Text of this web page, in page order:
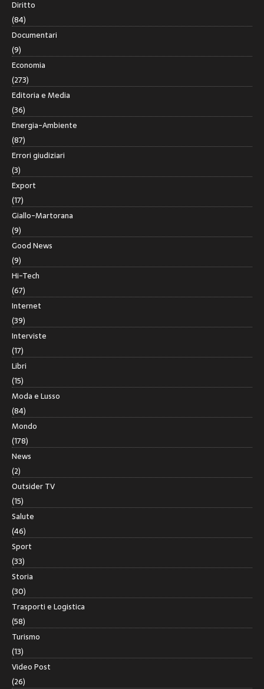
Diritto
(84)
Documentari
(9)
Economia
(273)
Editoria e Media
(36)
Energia-Ambiente
(87)
Errori giudiziari
(3)
Export
(17)
Giallo-Martorana
(9)
Good News
(9)
Hi-Tech
(67)
Internet
(39)
Interviste
(17)
Libri
(15)
Moda e Lusso
(84)
Mondo
(178)
News
(2)
Outsider TV
(15)
Salute
(46)
Sport
(33)
Storia
(30)
Trasporti e Logistica
(58)
Turismo
(13)
Video Post
(26)